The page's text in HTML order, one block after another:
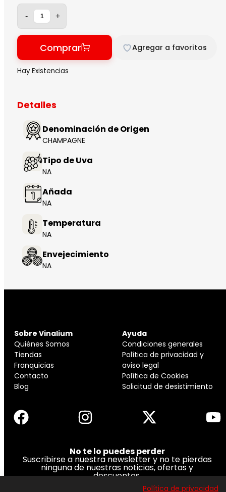
- +
Comprar Agregar a favoritos
Hay Existencias
Detalles
Denominación de Origen
CHAMPAGNE
Tipo de Uva
NA
Añada
NA
Temperatura
NA
Envejecimiento
NA
Sobre Vinalium
Quiénes Somos
Tiendas
Franquicias
Contacto
Blog
Ayuda
Condiciones generales
Política de privacidad y
aviso legal
Política de Cookies
Solicitud de desistimiento
No te lo puedes perder
Suscribirse a nuestra newsletter y no te pierdas
ninguna de nuestras noticias, ofertas y
descuentos.
Política de privacidad